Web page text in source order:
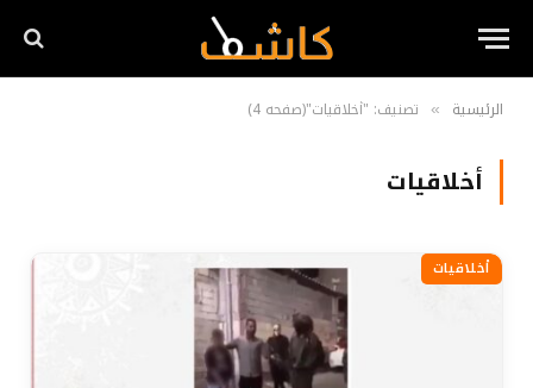
الرئيسية » تصنيف: "أخلاقيات"(صفحه 4)
أخلاقيات
أخلاقيات